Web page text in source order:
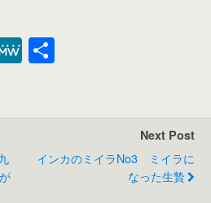
M
e
Next Post
インカのミイラNo3 ミイラに
なった生贄